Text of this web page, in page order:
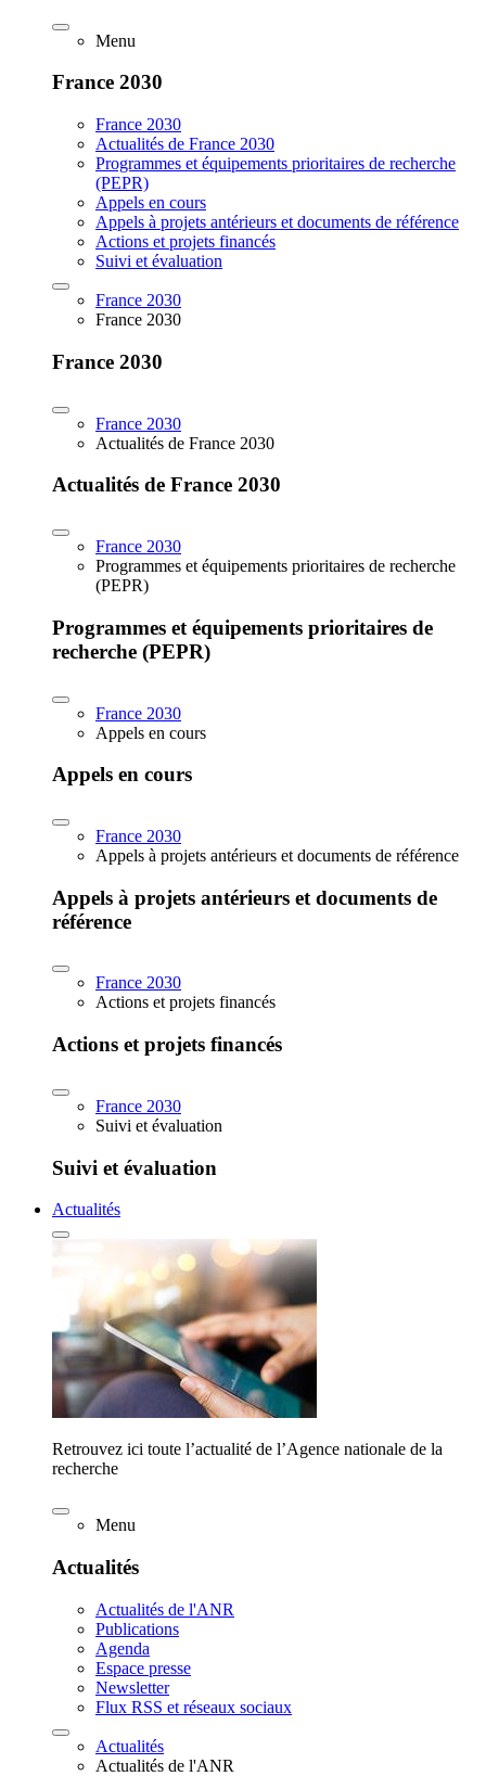
Menu
France 2030
France 2030
Actualités de France 2030
Programmes et équipements prioritaires de recherche
(PEPR)
Appels en cours
Appels à projets antérieurs et documents de référence
Actions et projets financés
Suivi et évaluation
France 2030
France 2030
France 2030
France 2030
Actualités de France 2030
Actualités de France 2030
France 2030
Programmes et équipements prioritaires de recherche
(PEPR)
Programmes et équipements prioritaires de
recherche (PEPR)
France 2030
Appels en cours
Appels en cours
France 2030
Appels à projets antérieurs et documents de référence
Appels à projets antérieurs et documents de
référence
France 2030
Actions et projets financés
Actions et projets financés
France 2030
Suivi et évaluation
Suivi et évaluation
Actualités
Retrouvez ici toute l’actualité de l’Agence nationale de la
recherche
Menu
Actualités
Actualités de l'ANR
Publications
Agenda
Espace presse
Newsletter
Flux RSS et réseaux sociaux
Actualités
Actualités de l'ANR